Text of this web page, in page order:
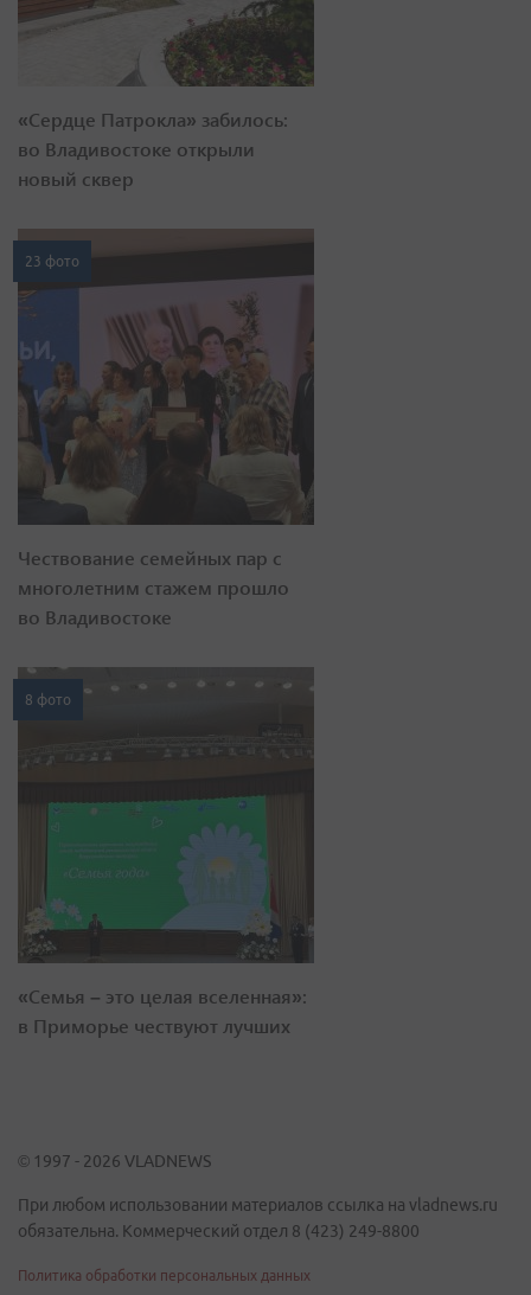
«Сердце Патрокла» забилось:
во Владивостоке открыли
новый сквер
23 фото
Чествование семейных пар с
многолетним стажем прошло
во Владивостоке
8 фото
«Семья – это целая вселенная»:
в Приморье чествуют лучших
© 1997 - 2026 VLADNEWS
При любом использовании материалов ссылка на vladnews.ru
обязательна. Коммерческий отдел 8 (423) 249-8800
Политика обработки персональных данных